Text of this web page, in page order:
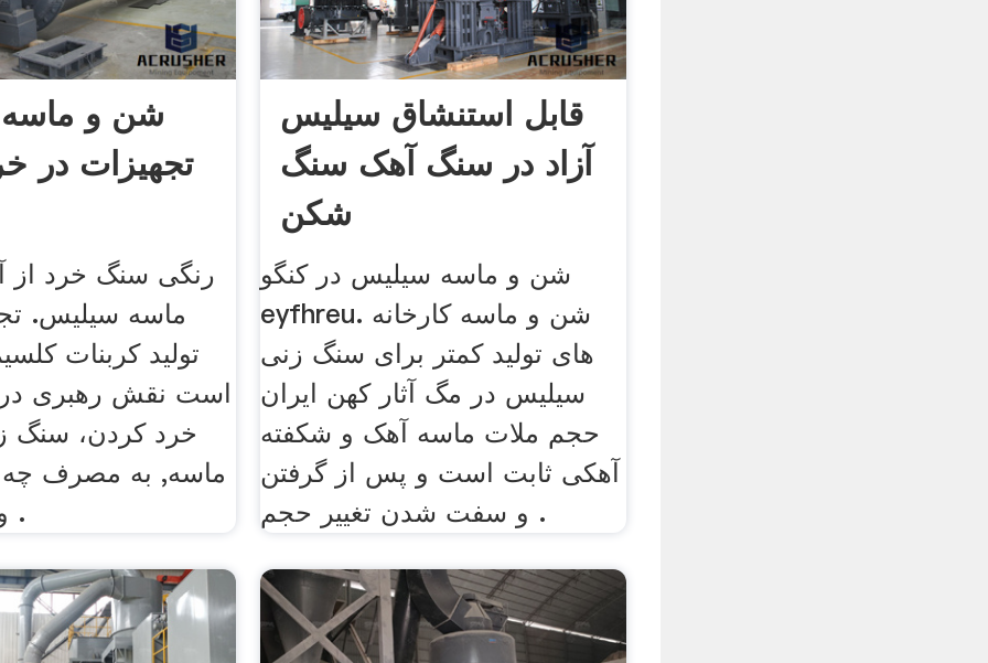
شن و
تجهیزات در
رنگی سنگ خرد از
ماسه سیلیس.
تولید کربنات
خرد کردن، سنگ
ماسه, به مصرف چه
و, خرد کردن .
قابل استنشاق سیلیس
آزاد در سنگ آهک سنگ
شکن
شن و ماسه سیلیس در کنگو
eyfhreu. شن و ماسه کارخانه
های تولید کمتر برای سنگ زنی
سیلیس در مگ آثار كهن ايران
حجم ملات ماسه آهک و شکفته
آهکی ثابت است و پس از گرفتن
و سفت شدن تغییر حجم .